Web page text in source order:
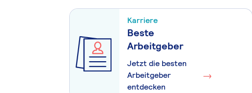
Karriere
Beste
Arbeitgeber
Jetzt die besten
Arbeitgeber
entdecken